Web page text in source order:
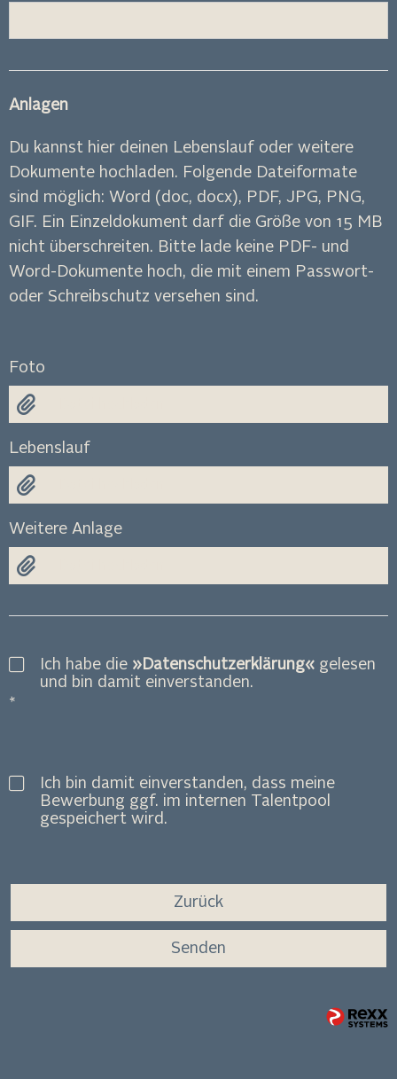
Anlagen
Du kannst hier deinen Lebenslauf oder weitere
Dokumente hochladen. Folgende Dateiformate
sind möglich: Word (doc, docx), PDF, JPG, PNG,
GIF. Ein Einzeldokument darf die Größe von 15 MB
nicht überschreiten. Bitte lade keine PDF- und
Word-Dokumente hoch, die mit einem Passwort-
oder Schreibschutz versehen sind.
Foto
Lebenslauf
Weitere Anlage
Ich habe die Datenschutzerklärung
gelesen
und bin damit einverstanden.
Ich bin damit einverstanden, dass meine
Bewerbung ggf. im internen Talentpool
gespeichert wird.
Zurück
Senden